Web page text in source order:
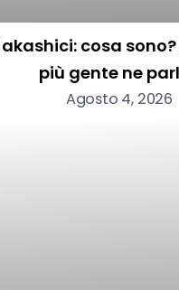
cosa
più gente ne
Agosto 4, 2026